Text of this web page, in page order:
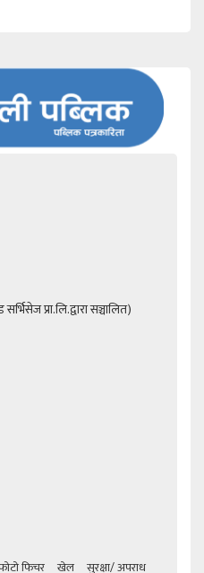
प्रा.लि.द्वारा सञ्चालित)
फिचर खेल सुरक्षा/ अपराध